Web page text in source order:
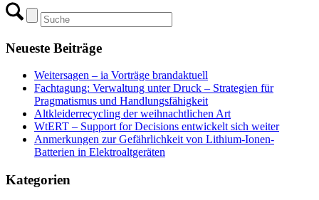
Neueste Beiträge
Weitersagen – ia Vorträge brandaktuell
Fachtagung: Verwaltung unter Druck – Strategien für
Pragmatismus und Handlungsfähigkeit
Altkleiderrecycling der weihnachtlichen Art
WtERT – Support for Decisions entwickelt sich weiter
Anmerkungen zur Gefährlichkeit von Lithium-Ionen-
Batterien in Elektroaltgeräten
Kategorien